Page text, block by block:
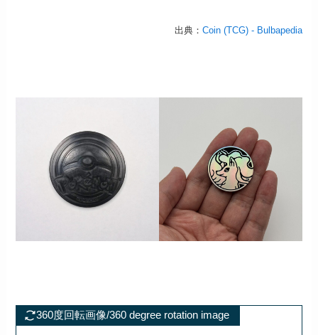
出典： Coin (TCG) - Bulbapedia
360度回転画像/360 degree rotation image